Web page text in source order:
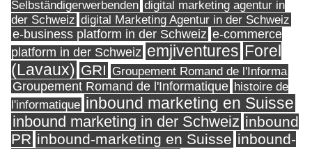
Selbständigerwerbenden digital marketing agentur in
der Schweiz digital Marketing Agentur in der Schweiz
e-business platform in der Schweiz e-commerce
platform in der Schweiz emjiventures Forel
(Lavaux) GRI Groupement Romand de l'Informa
Groupement Romand de l'Informatique histoire de
l'informatique inbound marketing en Suisse
inbound marketing in der Schweiz inbound
PR inbound-marketing en Suisse inbound-